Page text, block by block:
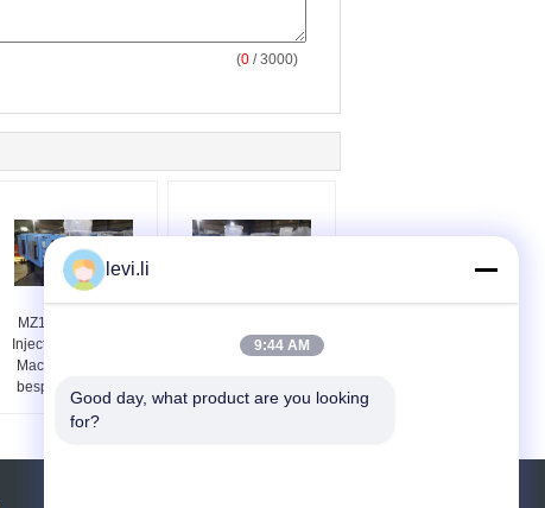
(0 / 3000)
MZ100MD plastic
Injectie het Vormen
Machineenergie -
besparingsiso Ce
Injectie het Vormen
levi.li
9:44 AM
Good day, what product are you looking
for?